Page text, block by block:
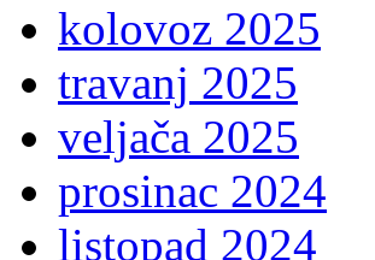
kolovoz 2025
travanj 2025
veljača 2025
prosinac 2024
listopad 2024